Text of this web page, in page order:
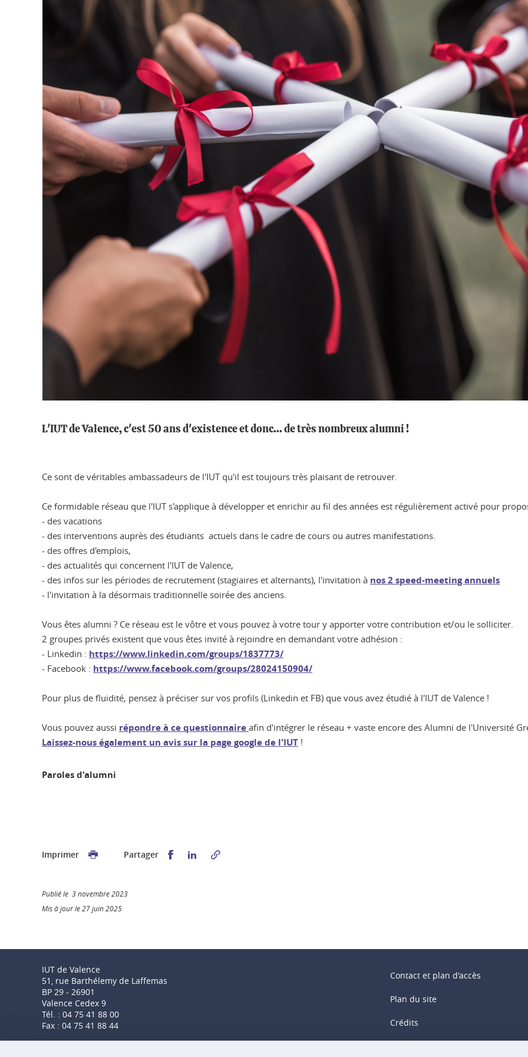
L'IUT de Valence, c'est 50 ans d'existence et donc... de très nombreux alumni !
Ce sont de véritables ambassadeurs de l'IUT qu'il est toujours très plaisant de retrouver.
Ce formidable réseau que l'IUT s'applique à développer et enrichir au fil des années est régulièrement activé pour
- des vacations
- des interventions auprès des étudiants actuels dans le cadre de cours ou autres manifestations.
- des offres d'emplois,
- des actualités qui concernent l'IUT de Valence,
- des infos sur les périodes de recrutement (stagiaires et alternants), l'invitation à nos 2 speed-meeting annuels
- l'invitation à la désormais traditionnelle soirée des anciens.
Vous êtes alumni ? Ce réseau est le vôtre et vous pouvez à votre tour y apporter votre contribution et/ou le solliciter.
2 groupes privés existent que vous êtes invité à rejoindre en demandant votre adhésion :
- Linkedin : https://www.linkedin.com/groups/1837773/
- Facebook : https://www.facebook.com/groups/28024150904/
Pour plus de fluidité, pensez à préciser sur vos profils (Linkedin et FB) que vous avez étudié à l'IUT de Valence !
Vous pouvez aussi répondre à ce questionnaire afin d'intégrer le réseau + vaste encore des Alumni de l'Université
Laissez-nous également un avis sur la page google de l'IUT !
Paroles d'alumni
Imprimer Partager Partager sur Facebook
Partager sur LinkedIn
Publié le 3 novembre 2023
Mis à jour le 27 juin 2025
IUT de Valence
51, rue Barthélemy de Laffemas
BP 29 - 26901
Valence Cedex 9
Tél. : 04 75 41 88 00
Fax : 04 75 41 88 44
Contact et plan d'accès
Plan du site
Crédits